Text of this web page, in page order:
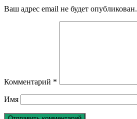
Ваш адрес email не будет опубликован.
Комментарий *
Имя